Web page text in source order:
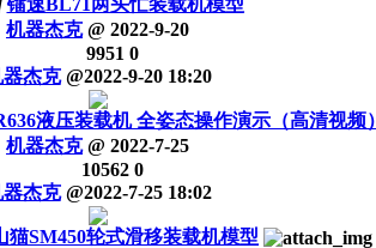
机器杰克 @ 2022-9-20
9951 0
器杰克 @2022-9-20 18:20
液压装载机 全姿态操作演示（高清视频）
机器杰克 @ 2022-7-25
10562 0
器杰克 @2022-7-25 18:02
猫SM450轮式滑移装载机模型